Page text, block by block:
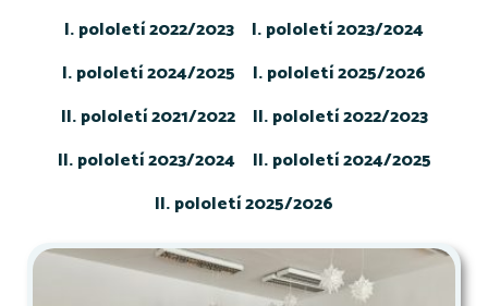
I. pololetí 2022/2023
I. pololetí 2023/2024
I. pololetí 2024/2025
I. pololetí 2025/2026
II. pololetí 2021/2022
II. pololetí 2022/2023
II. pololetí 2023/2024
II. pololetí 2024/2025
II. pololetí 2025/2026